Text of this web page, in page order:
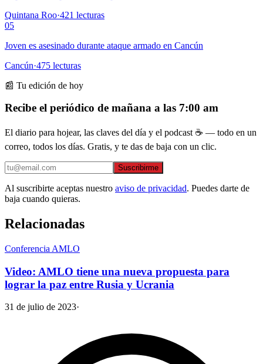
Quintana Roo·421 lecturas
05
Joven es asesinado durante ataque armado en Cancún
Cancún·475 lecturas
📰 Tu edición de hoy
Recibe el periódico de mañana a las 7:00 am
El diario para hojear, las claves del día y el podcast ☕ — todo en un
correo, todos los días. Gratis, y te das de baja con un clic.
Suscribirme
Al suscribirte aceptas nuestro aviso de privacidad. Puedes darte de
baja cuando quieras.
Relacionadas
Conferencia AMLO
Video: AMLO tiene una nueva propuesta para
lograr la paz entre Rusia y Ucrania
31 de julio de 2023·